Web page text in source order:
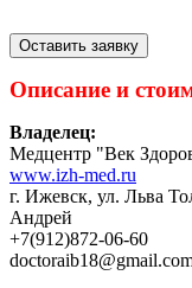
Оставить заявку
Описание и
Владелец:
Медцентр "Век
www.izh-med.ru
г. Ижевск, ул. Льва
Андрей
+7(912)872-06-60